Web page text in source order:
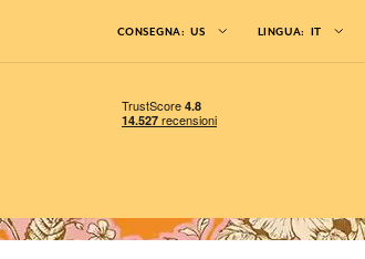
CONSEGNA: US LINGUA: IT